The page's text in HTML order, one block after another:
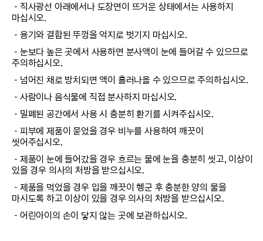
－직사광선 아래에서나 도장면이 뜨거운 상태에서는 사용하지
마십시오.
－용기와 결합된 뚜껑을 억지로 벗기지 마십시오.
－눈보다 높은 곳에서 사용하면 분사액이 눈에 들어갈 수 있으므로
주의하십시오.
－넘어진 채로 방치되면 액이 흘러나올 수 있으므로 주의하십시오.
－사람이나 음식물에 직접 분사하지 마십시오.
－밀폐된 공간에서 사용 시 충분히 환기를 시켜주십시오.
－피부에 제품이 묻었을 경우 비누를 사용하여 깨끗이
씻어주십시오.
－제품이 눈에 들어갔을 경우 흐르는 물에 눈을 충분히 씻고, 이상이
있을 경우 의사의 처방을 받으십시오.
－제품을 먹었을 경우 입을 깨끗이 헹군 후 충분한 양의 물을
마시도록 하고 이상이 있을 경우 의사의 처방을 받으십시오.
－어린아이의 손이 닿지 않는 곳에 보관하십시오.